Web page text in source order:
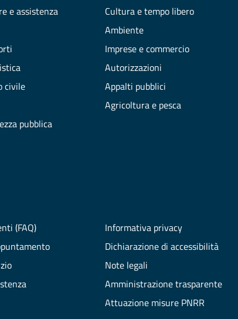
e assistenza
civile
pubblica
Cultura e tempo libero
Ambiente
Imprese e commercio
Autorizzazioni
Appalti pubblici
Agricoltura e pesca
(FAQ)
Informativa privacy
Dichiarazione di accessibilità
Note legali
Amministrazione trasparente
Attuazione misure PNRR